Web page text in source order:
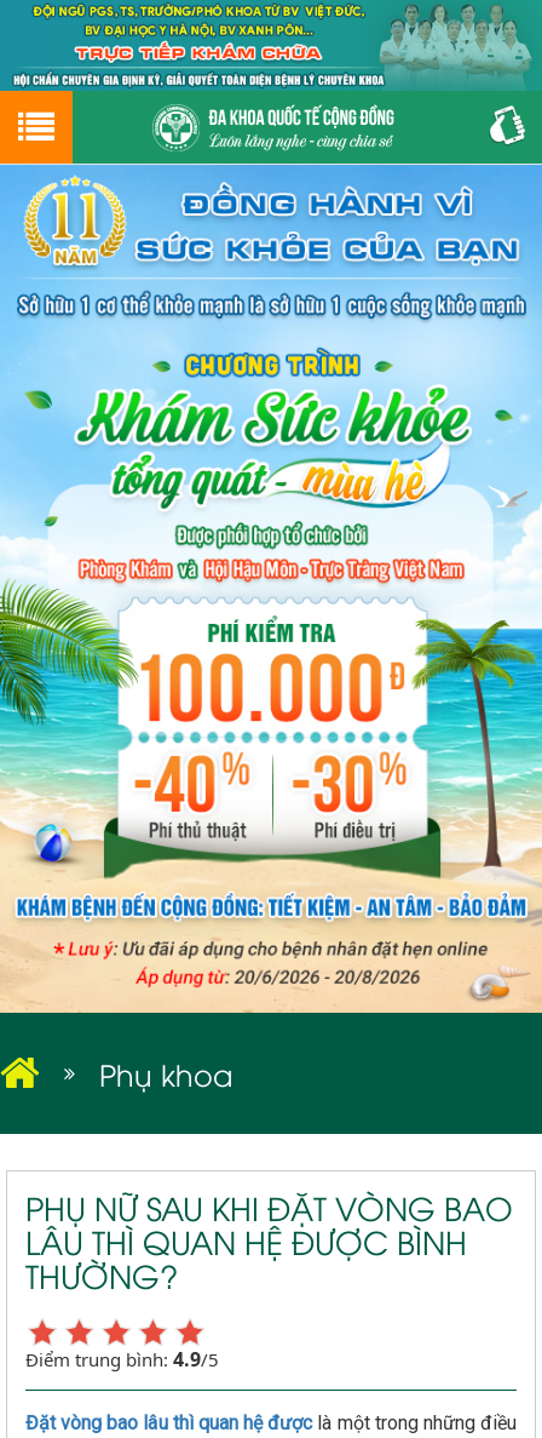
Hotline0243.9656.999tư vấn miễn phí
GIỚI THIỆU
GIỚI THIỆU VỀ PHÒNG KHÁM
CƠ SỞ VẬT CHẤT
ĐẶT HẸN LỊCH KHÁM
ĐƯỜNG TỚI PHÒNG KHÁM
PHỤ KHOA
BỆNH HẬU MÔN
BỆNH XÃ HỘI
Phụ khoa
PHỤ NỮ SAU KHI ĐẶT VÒNG BAO
LÂU THÌ QUAN HỆ ĐƯỢC BÌNH
THƯỜNG?
Điểm trung bình: 4.9/5
Đặt vòng bao lâu thì quan hệ đượclà một trong những điều